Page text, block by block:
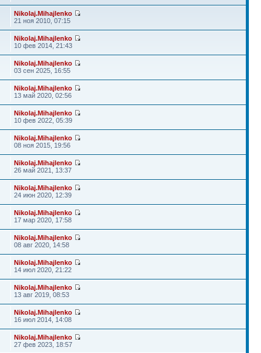
Nikolaj.Mihajlenko
21 ноя 2010, 07:15
Nikolaj.Mihajlenko
10 фев 2014, 21:43
Nikolaj.Mihajlenko
03 сен 2025, 16:55
Nikolaj.Mihajlenko
13 май 2020, 02:56
Nikolaj.Mihajlenko
10 фев 2022, 05:39
Nikolaj.Mihajlenko
08 ноя 2015, 19:56
Nikolaj.Mihajlenko
26 май 2021, 13:37
Nikolaj.Mihajlenko
24 июн 2020, 12:39
Nikolaj.Mihajlenko
17 мар 2020, 17:58
Nikolaj.Mihajlenko
08 авг 2020, 14:58
Nikolaj.Mihajlenko
14 июл 2020, 21:22
Nikolaj.Mihajlenko
13 авг 2019, 08:53
Nikolaj.Mihajlenko
16 июл 2014, 14:08
Nikolaj.Mihajlenko
27 фев 2023, 18:57